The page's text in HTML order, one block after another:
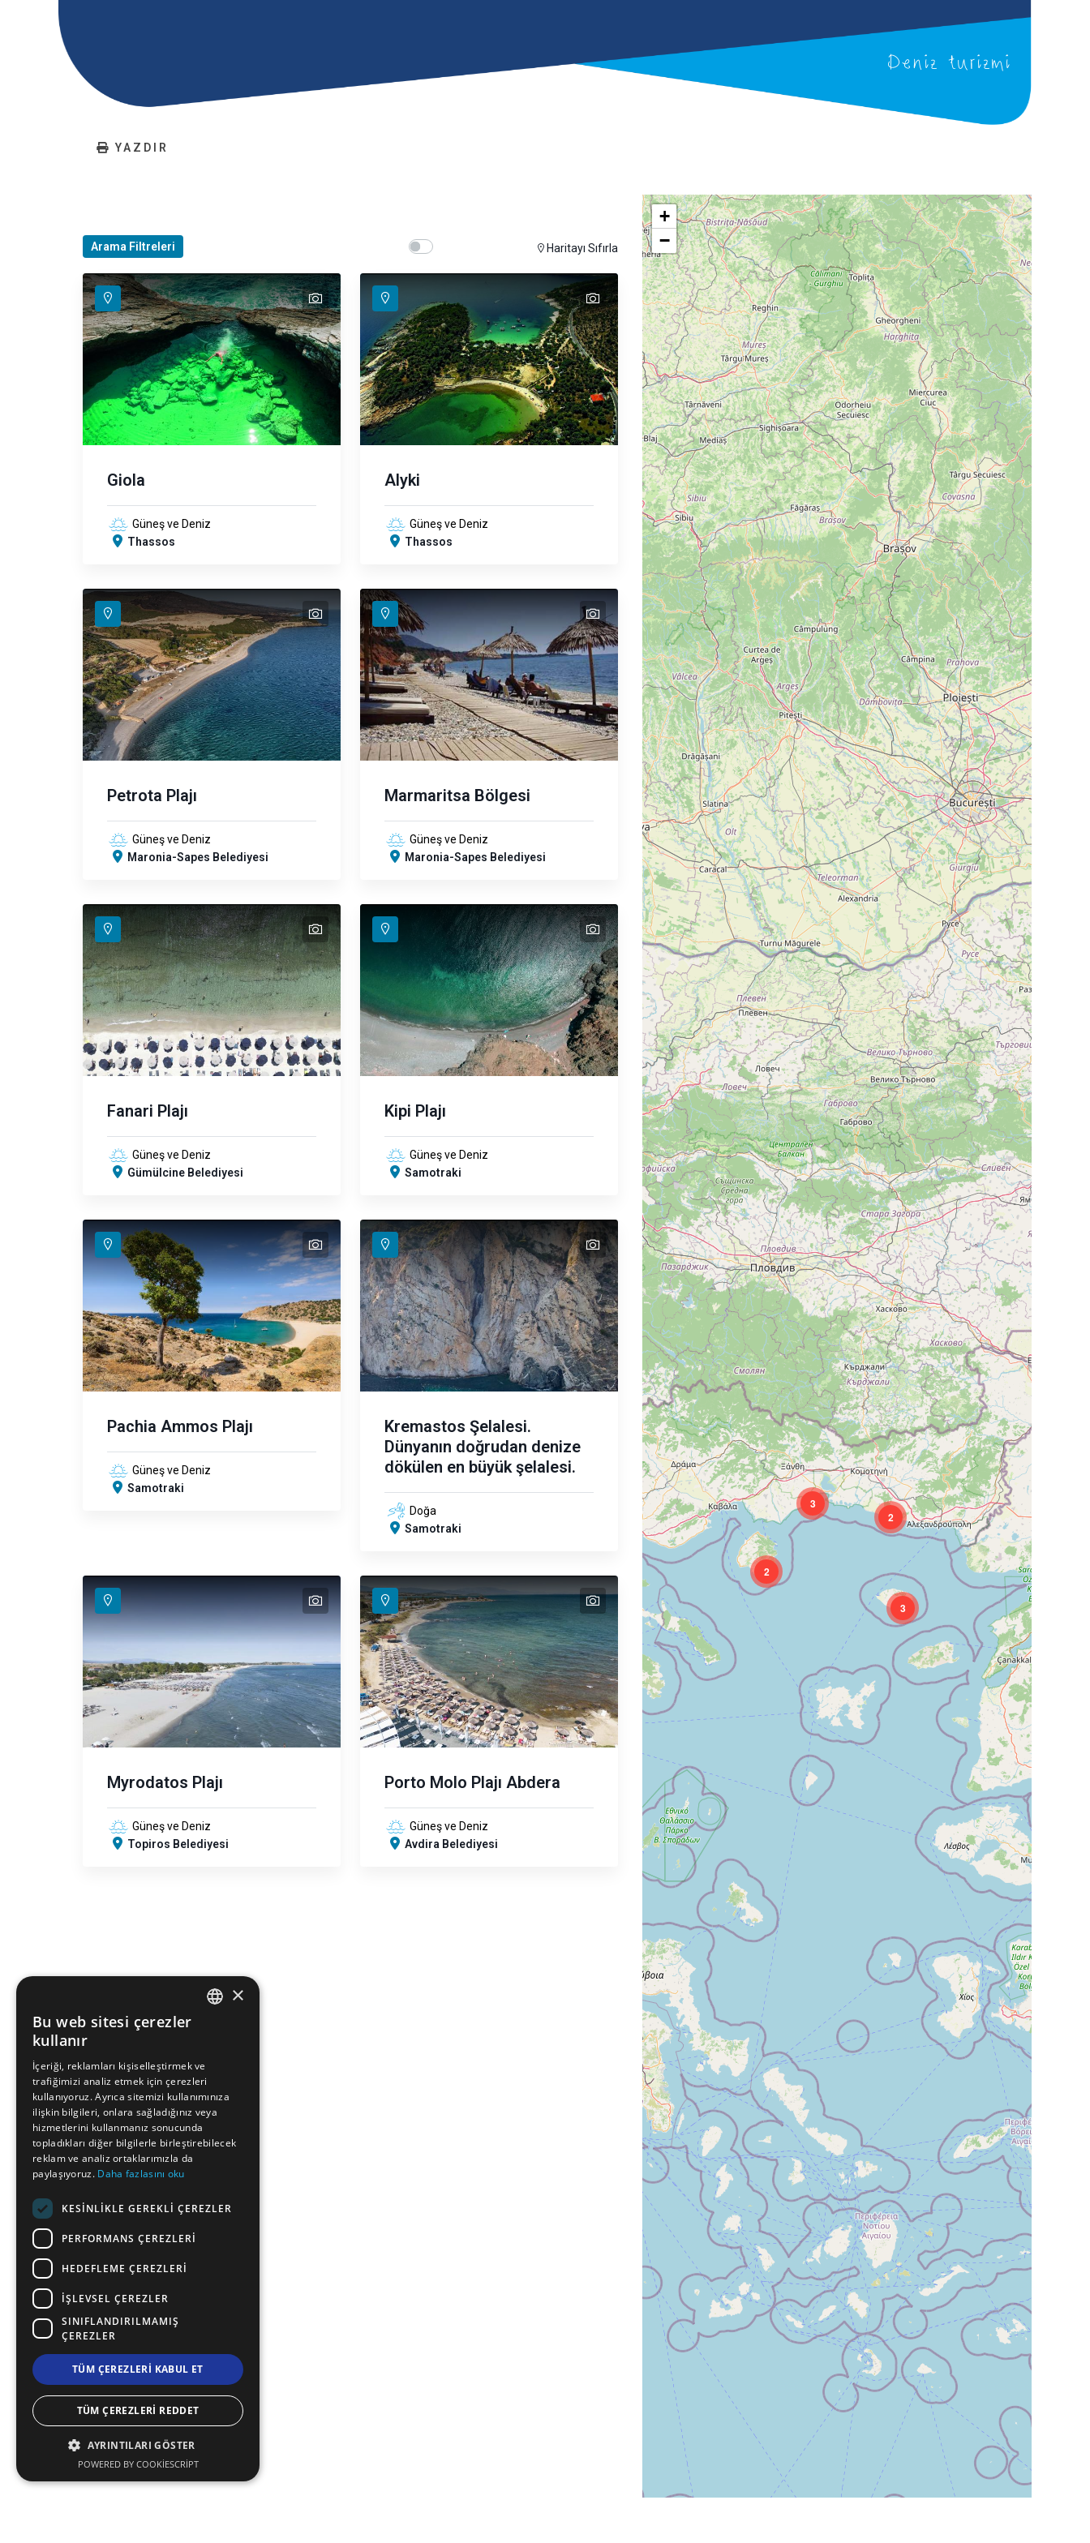
Deniz turizmi
YAZDIR
Arama Filtreleri Show map on mouse hoverHaritayı Sıfırla
text
Giola
Güneş ve Deniz
Thassos
text
Alyki
Güneş ve Deniz
Thassos
text
Petrota Plajı
Güneş ve Deniz
Maronia-Sapes Belediyesi
text
text
Marmaritsa Bölgesi
Güneş ve Deniz
Maronia-Sapes Belediyesi
text
text
text
text
Fanari Plajı
Güneş ve Deniz
Gümülcine Belediyesi
text
text
text
Kipi Plajı
Güneş ve Deniz
Samotraki
text
Pachia Ammos Plajı
Güneş ve Deniz
Samotraki
text
Kremastos Şelalesi.
Dünyanın doğrudan denize
dökülen en büyük şelalesi.
Doğa
Samotraki
text
text
text
text
Myrodatos Plajı
Güneş ve Deniz
Topiros Belediyesi
text
text
Porto Molo Plajı Abdera
Güneş ve Deniz
Avdira Belediyesi
3
3
2
2
+
−
FRENCH
BULGARIAN
GERMAN
×
Bu web sitesi çerezler
kullanır
İçeriği, reklamları kişiselleştirmek ve
trafiğimizi analiz etmek için çerezleri
kullanıyoruz. Ayrıca sitemizi kullanımınıza
ilişkin bilgileri, onlara sağladığınız veya
hizmetlerini kullanmanız sonucunda
topladıkları diğer bilgilerle birleştirebilecek
reklam ve analiz ortaklarımızla da
paylaşıyoruz. Daha fazlasını oku
KESINLIKLE GEREKLI ÇEREZLER
PERFORMANS ÇEREZLERI
HEDEFLEME ÇEREZLERI
İŞLEVSEL ÇEREZLER
SINIFLANDIRILMAMIŞ
ÇEREZLER
TÜM ÇEREZLERI KABUL ET
TÜM ÇEREZLERI REDDET
AYRINTILARI GÖSTER
POWERED BY COOKIESCRIPT